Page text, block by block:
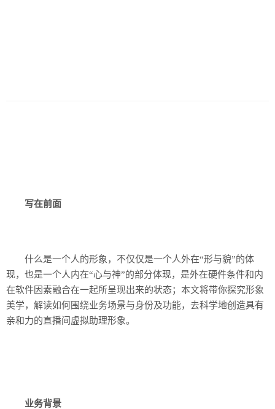
写在前面
什么是一个人的形象，不仅仅是一个人外在“形与貌”的体
现，也是一个人内在“心与神”的部分体现，是外在硬件条件和内
在软件因素融合在一起所呈现出来的状态；本文将带你探究形象
美学，解读如何围绕业务场景与身份及功能，去科学地创造具有
亲和力的直播间虚拟助理形象。
业务背景